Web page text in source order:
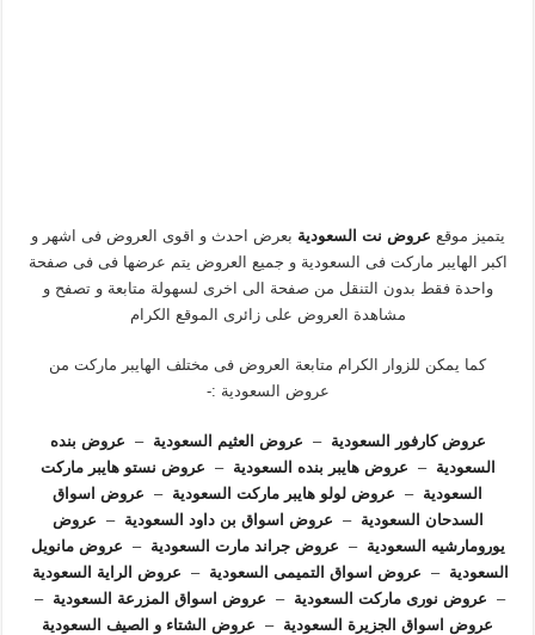
يتميز موقع عروض نت السعوديةبعرض احدث و اقوى العروض فى اشهر و
اكبر الهايبر ماركت فى السعودية و جميع العروض يتم عرضها فى فى صفحة
واحدة فقط بدون التنقل من صفحة الى اخرى لسهولة متابعة و تصفح و
مشاهدة العروض على زائرى الموقع الكرام
كما يمكن للزوار الكرام متابعة العروض فى مختلف الهايبر ماركت من
عروض السعودية :-
عروض كارفور السعودية – عروض العثيم السعودية –
عروض بنده
السعودية – عروض هايبر بنده السعودية –
عروض نستو هايبر ماركت
السعودية – عروض لولو هايبر ماركت السعودية –
عروض اسواق
السدحان السعودية – عروض اسواق بن داود السعودية –
عروض
يورومارشيه السعودية – عروض جراند مارت السعودية –
عروض مانويل
السعودية – عروض اسواق التميمى السعودية –
عروض الراية السعودية
–
عروض نورى ماركت السعودية – عروض اسواق المزرعة السعودية –
عروض اسواق الجزيرة السعودية – عروض الشتاء و الصيف السعودية